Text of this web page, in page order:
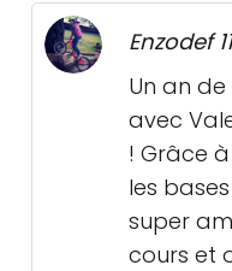
Enzodef 11
Un an
avec
! Grâce
les
super
cours et